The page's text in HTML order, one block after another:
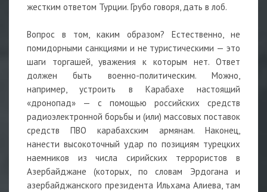
жестким ответом Турции. Грубо говоря, дать в лоб.
Вопрос в том, каким образом? Естественно, не
помидорными санкциями и не туристическими — это
шаги торгашей, уважения к которым нет. Ответ
должен быть военно-политическим. Можно,
например, устроить в Карабахе настоящий
«дронопад» — с помощью российских средств
радиоэлектронной борьбы и (или) массовых поставок
средств ПВО карабахским армянам. Наконец,
нанести высокоточный удар по позициям турецких
наемников из числа сирийских террористов в
Азербайджане (которых, по словам Эрдогана и
азербайджанского президента Ильхама Алиева, там